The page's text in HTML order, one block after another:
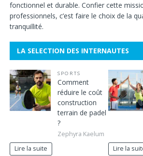
fonctionnel et durable. Confier cette
professionnels, c’est faire le choix de la
tranquillité.
LA SELECTION DES INTERNAUTES
SPORTS
Comment
réduire le coût
construction
terrain de padel
?
Zephyra Kaelum
Lire la suite
Lire la